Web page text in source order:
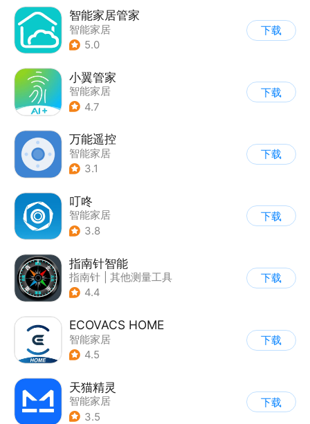
智能家居管家
智能家居
5.0
下载
小翼管家
智能家居
4.7
下载
万能遥控
智能家居
3.1
下载
叮咚
智能家居
3.8
下载
指南针智能
指南针
其他测量工具
4.4
下载
ECOVACS HOME
智能家居
4.5
下载
天猫精灵
智能家居
3.5
下载